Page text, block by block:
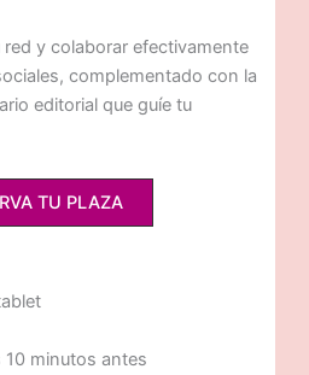
y colaborar efectivamente
complementado con la
editorial que guíe tu
TU PLAZA
10 minutos antes